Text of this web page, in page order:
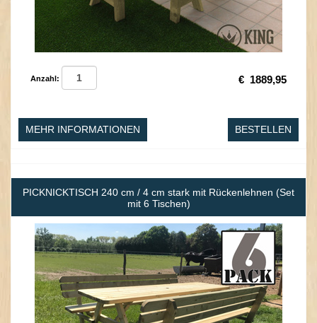
Anzahl: € 1889,95
MEHR INFORMATIONEN BESTELLEN
PICKNICKTISCH 240 cm / 4 cm stark mit Rückenlehnen (Set
mit 6 Tischen)